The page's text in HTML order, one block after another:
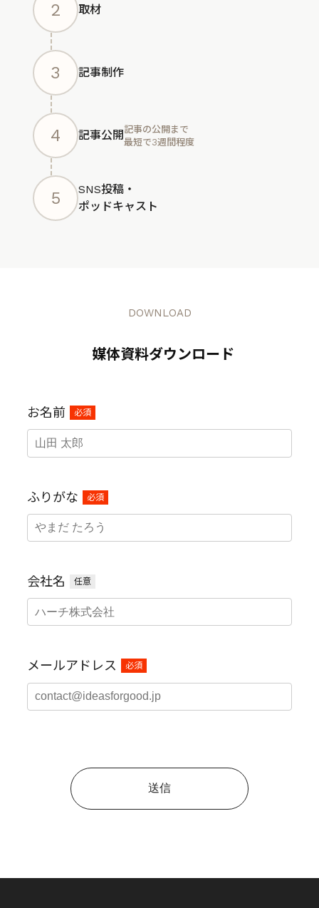
2 取材
3 記事制作
4 記事公開記事の公開まで
最短で3週間程度
5
SNS投稿・
ポッドキャスト
DOWNLOAD
媒体資料ダウンロード
お名前 必須
ふりがな 必須
会社名 任意
メールアドレス 必須